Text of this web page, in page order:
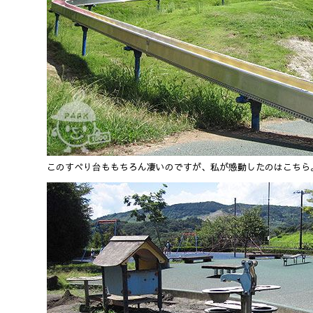
このすべり台ももちろん凄いのですが、私が感動したのはこちら